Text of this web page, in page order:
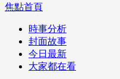
焦點首頁
時事分析
封面故事
今日最新
大家都在看